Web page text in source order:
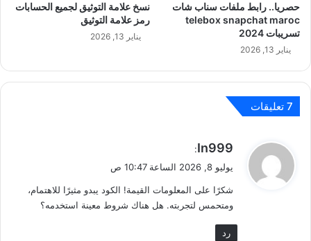
حصريا.. رابط ملفات سناب شات
telebox snapchat maroc
تسريبات 2024
يناير 13, 2026
نسخ علامة التوثيق لجميع الحسابات
رمز علامة التوثيق
يناير 13, 2026
‫7 تعليقات
ي
ل
In999
:
يوليو 8, 2026 الساعة 10:47 ص
شكرًا على المعلومات القيمة! الكود يبدو مثيرًا للاهتمام،
ومتحمس لتجربته. هل هناك شروط معينة استخدمه؟
رد